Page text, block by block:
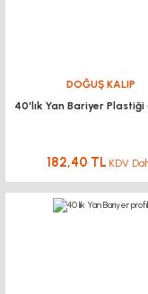
DOĞUŞ KALIP
40'lık Yan Bariyer Plastiği
182,40 TL KDV